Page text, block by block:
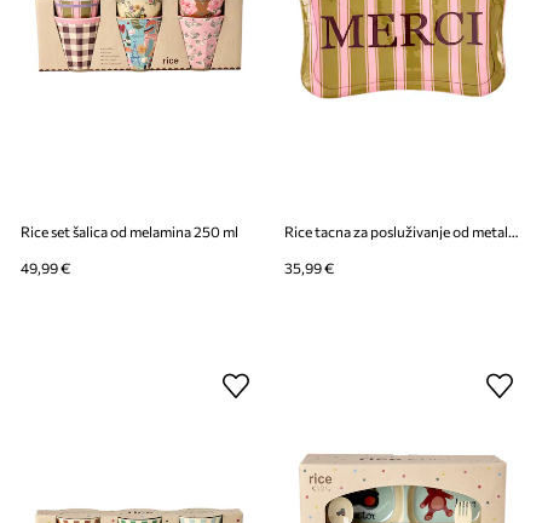
Rice set šalica od melamina 250 ml
49,99 € 35,99 €